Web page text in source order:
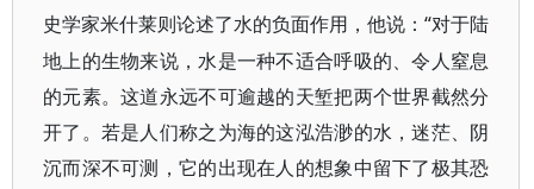
史学家米什莱则论述了水的负面作用，他说：“对于陆
地上的生物来说，水是一种不适合呼吸的、令人窒息
的元素。这道永远不可逾越的天堑把两个世界截然分
开了。若是人们称之为海的这泓浩渺的水，迷茫、阴
沉而深不可测，它的出现在人的想象中留下了极其恐